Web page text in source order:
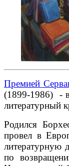
Премией
(1899-1986) -
литературный
Родился
провел в
литературную
по